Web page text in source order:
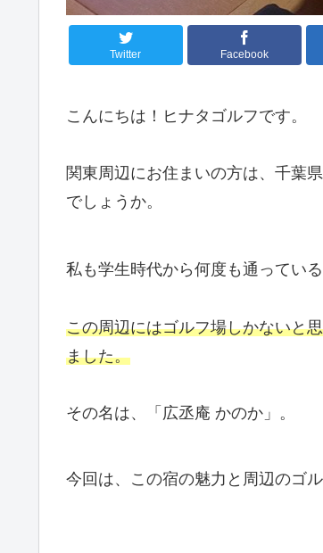
Twitter Facebook
こんにちは！ヒナタゴルフです。
関東周辺にお住まいの方は、千葉
でしょうか。
私も学生時代から何度も通っている
この周辺にはゴルフ場しかないと
ました。
その名は、「広丞庵 かのか」。
今回は、この宿の魅力と周辺のゴ